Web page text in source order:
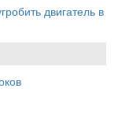
двигатель в